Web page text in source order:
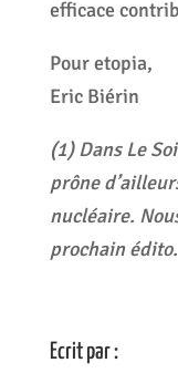
efficace
Pour etopia,
Eric Biérin
(1) Dans Le
prône
nucléaire.
prochain édito.
Ecrit par :